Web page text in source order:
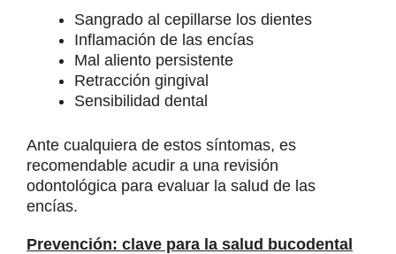
Sangrado al cepillarse los dientes
Inflamación de las encías
Mal aliento persistente
Retracción gingival
Sensibilidad dental
Ante cualquiera de estos síntomas, es
recomendable acudir a una revisión
odontológica para evaluar la salud de las
encías.
Prevención: clave para la salud bucodental